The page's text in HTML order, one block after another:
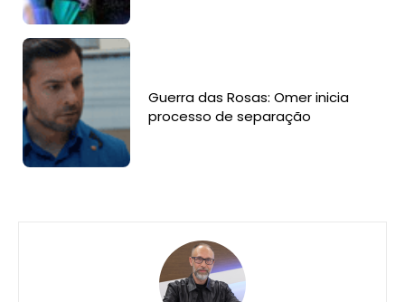
Guerra das Rosas: Omer inicia
processo de separação